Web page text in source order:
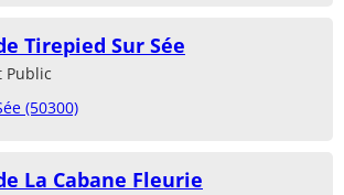
Tirepied Sur Sée
Public
(50300)
La Cabane Fleurie